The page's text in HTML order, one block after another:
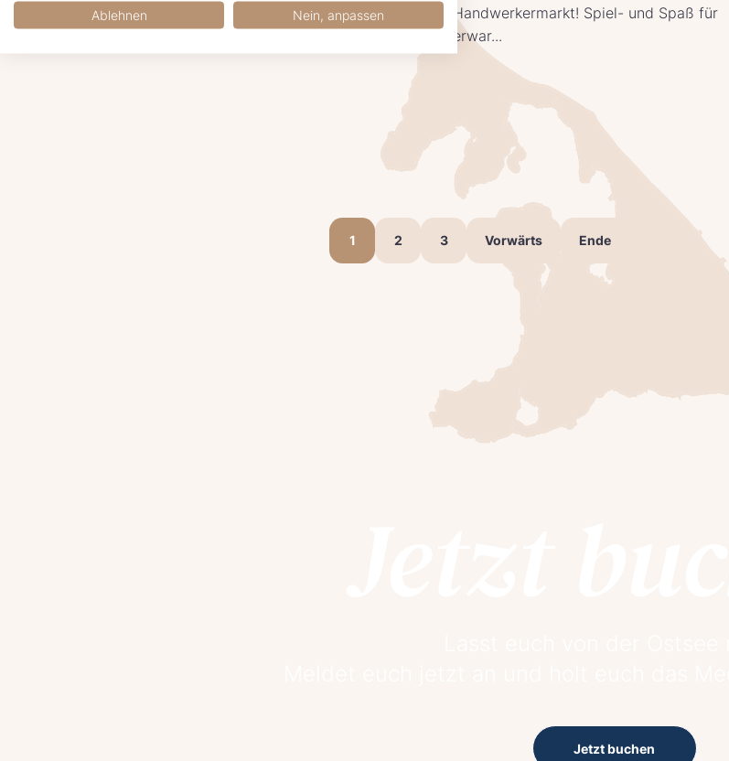
große Kunst- und Handwerkermarkt! Spiel- und Spaß für
die Kinder - euch erwar...
1 2 3 Vorwärts Ende
Jetzt buchen
Ablehnen Nein, anpassen